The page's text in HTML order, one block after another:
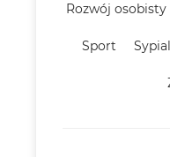
Rozwój osobisty
Sport